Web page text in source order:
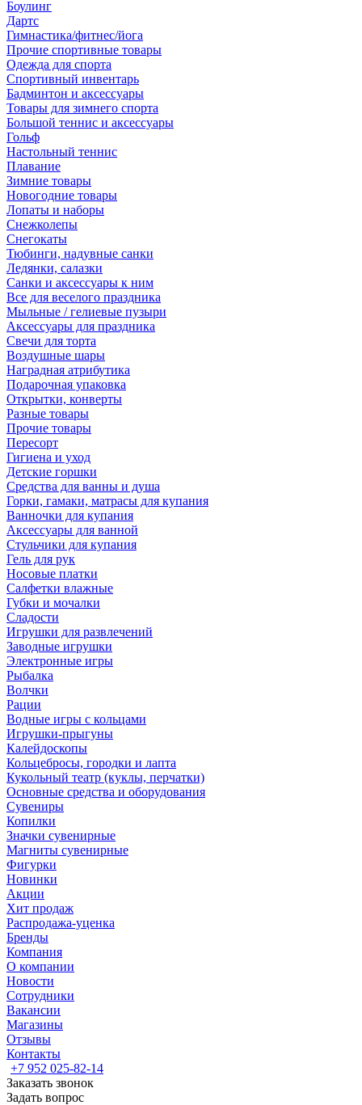
Боулинг
Дартс
Гимнастика/фитнес/йога
Прочие спортивные товары
Одежда для спорта
Спортивный инвентарь
Бадминтон и аксессуары
Товары для зимнего спорта
Большой теннис и аксессуары
Гольф
Настольный теннис
Плавание
Зимние товары
Новогодние товары
Лопаты и наборы
Снежколепы
Снегокаты
Тюбинги, надувные санки
Ледянки, салазки
Санки и аксессуары к ним
Все для веселого праздника
Мыльные / гелиевые пузыри
Аксессуары для праздника
Свечи для торта
Воздушные шары
Наградная атрибутика
Подарочная упаковка
Открытки, конверты
Разные товары
Прочие товары
Пересорт
Гигиена и уход
Детские горшки
Средства для ванны и душа
Горки, гамаки, матрасы для купания
Ванночки для купания
Аксессуары для ванной
Стульчики для купания
Гель для рук
Носовые платки
Салфетки влажные
Губки и мочалки
Сладости
Игрушки для развлечений
Заводные игрушки
Электронные игры
Рыбалка
Волчки
Рации
Водные игры с кольцами
Игрушки-прыгуны
Калейдоскопы
Кольцебросы, городки и лапта
Кукольный театр (куклы, перчатки)
Основные средства и оборудования
Сувениры
Копилки
Значки сувенирные
Магниты сувенирные
Фигурки
Новинки
Акции
Хит продаж
Распродажа-уценка
Бренды
Компания
О компании
Новости
Сотрудники
Вакансии
Магазины
Отзывы
Контакты
+7 952 025-82-14
Заказать звонок
Задать вопрос